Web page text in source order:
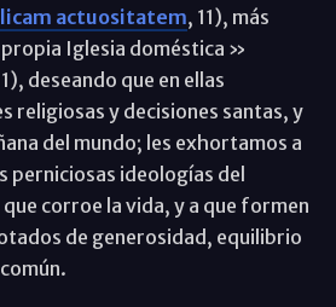
actuositatem, 11), más
Iglesia doméstica »
deseando que en ellas
religiosas y decisiones santas, y
del mundo; les exhortamos a
perniciosas ideologías del
que corroe la vida, y a que formen
de generosidad, equilibrio